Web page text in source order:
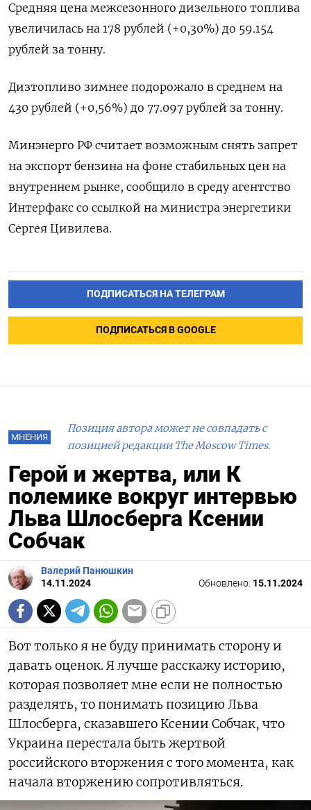
Средняя цена межсезонного дизельного топлива
увеличилась на 178 рублей (+0,30%) до 59.154
рублей за тонну.
Дизтопливо зимнее подорожало в среднем на
430 рублей (+0,56%) до 77.097 рублей за тонну.
Минэнерго РФ считает возможным снять запрет
на экспорт бензина на фоне стабильных цен на
внутреннем рынке, сообщило в среду агентство
Интерфакс со ссылкой на министра энергетики
Сергея Цивилева.
ПОДПИСАТЬСЯ НА ТЕЛЕГРАМ
ПОДПИСАТЬСЯ В GOOGLE
МНЕНИЯ
Позиция автора может не совпадать с
позицией редакции The Moscow Times.
Герой и жертва, или К
полемике вокруг интервью
Льва Шлосберга Ксении
Собчак
Валерий Панюшкин
14.11.2024
Обновлено: 15.11.2024
Вот только я не буду принимать сторону и
давать оценок. Я лучше расскажу историю,
которая позволяет мне если не полностью
разделять, то понимать позицию Льва
Шлосберга, сказавшего Ксении Собчак, что
Украина перестала быть жертвой
российского вторжения с того момента, как
начала вторжению сопротивляться.